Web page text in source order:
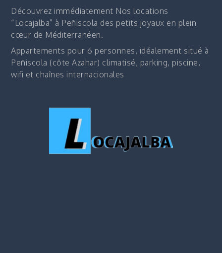
Découvrez immédiatement Nos locations
“Locajalba” à Peñiscola des petits joyaux en plein
cœur de Méditerranéen.
Appartements pour 6 personnes, idéalement situé à
Peñiscola (côte Azahar) climatisé, parking, piscine,
wifi et chaînes internacionales